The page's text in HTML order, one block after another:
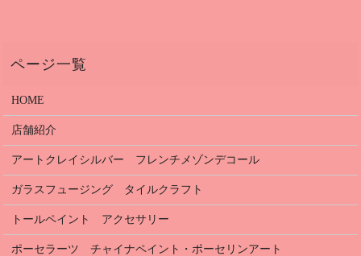
HOME
店舗紹介
アートクレイシルバー フレンチメゾンデコール
ガラスフュージング タイルクラフト
トールペイント アクセサリー
ポーセラーツ チャイナペイント・ポーセリンアート